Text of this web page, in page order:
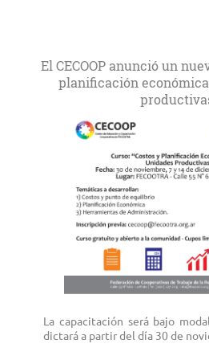
El CECOOP anunció un
planificación
La capacitación será bajo
dictará a partir del día 30 de